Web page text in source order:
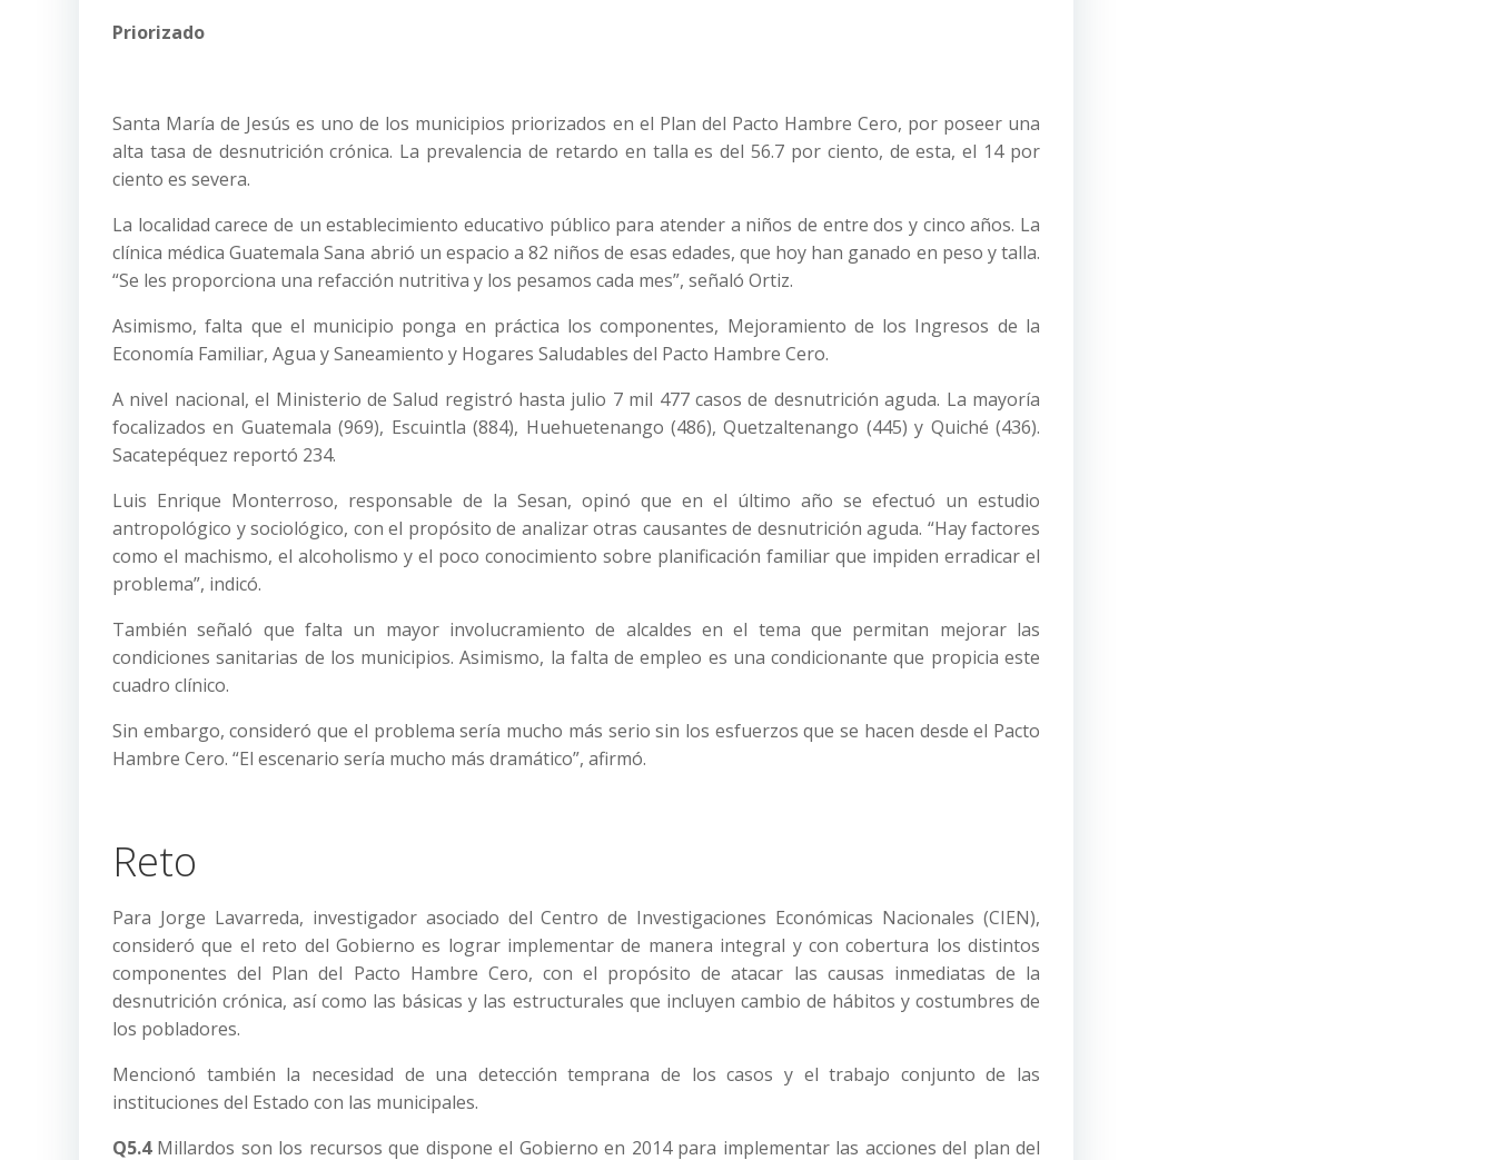
Priorizado
Santa María de Jesús es uno de los municipios priorizados en el Plan del Pacto Hambre Cero, por poseer una
alta tasa de desnutrición crónica. La prevalencia de retardo en talla es del 56.7 por ciento, de esta, el 14 por
ciento es severa.
La localidad carece de un establecimiento educativo público para atender a niños de entre dos y cinco años. La
clínica médica Guatemala Sana abrió un espacio a 82 niños de esas edades, que hoy han ganado en peso y talla.
“Se les proporciona una refacción nutritiva y los pesamos cada mes”, señaló Ortiz.
Asimismo, falta que el municipio ponga en práctica los componentes, Mejoramiento de los Ingresos de la
Economía Familiar, Agua y Saneamiento y Hogares Saludables del Pacto Hambre Cero.
A nivel nacional, el Ministerio de Salud registró hasta julio 7 mil 477 casos de desnutrición aguda. La mayoría
focalizados en Guatemala (969), Escuintla (884), Huehuetenango (486), Quetzaltenango (445) y Quiché (436).
Sacatepéquez reportó 234.
Luis Enrique Monterroso, responsable de la Sesan, opinó que en el último año se efectuó un estudio
antropológico y sociológico, con el propósito de analizar otras causantes de desnutrición aguda. “Hay factores
como el machismo, el alcoholismo y el poco conocimiento sobre planificación familiar que impiden erradicar el
problema”, indicó.
También señaló que falta un mayor involucramiento de alcaldes en el tema que permitan mejorar las
condiciones sanitarias de los municipios. Asimismo, la falta de empleo es una condicionante que propicia este
cuadro clínico.
Sin embargo, consideró que el problema sería mucho más serio sin los esfuerzos que se hacen desde el Pacto
Hambre Cero. “El escenario sería mucho más dramático”, afirmó.
Reto
Para Jorge Lavarreda, investigador asociado del Centro de Investigaciones Económicas Nacionales (CIEN),
consideró que el reto del Gobierno es lograr implementar de manera integral y con cobertura los distintos
componentes del Plan del Pacto Hambre Cero, con el propósito de atacar las causas inmediatas de la
desnutrición crónica, así como las básicas y las estructurales que incluyen cambio de hábitos y costumbres de
los pobladores.
Mencionó también la necesidad de una detección temprana de los casos y el trabajo conjunto de las
instituciones del Estado con las municipales.
Q5.4 Millardos son los recursos que dispone el Gobierno en 2014 para implementar las acciones del plan del